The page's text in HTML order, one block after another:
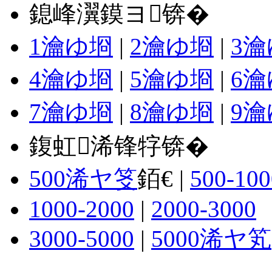
鎴峰瀷鏌ヨ锛�
1瀹ゆ埛 | 2瀹ゆ埛 | 3
4瀹ゆ埛 | 5瀹ゆ埛 | 6
7瀹ゆ埛 | 8瀹ゆ埛 | 9
鍑虹浠锋牸锛�
500浠ヤ笅銆€ | 500-
1000-2000 | 2000-3000
3000-5000 | 5000浠ヤ笂